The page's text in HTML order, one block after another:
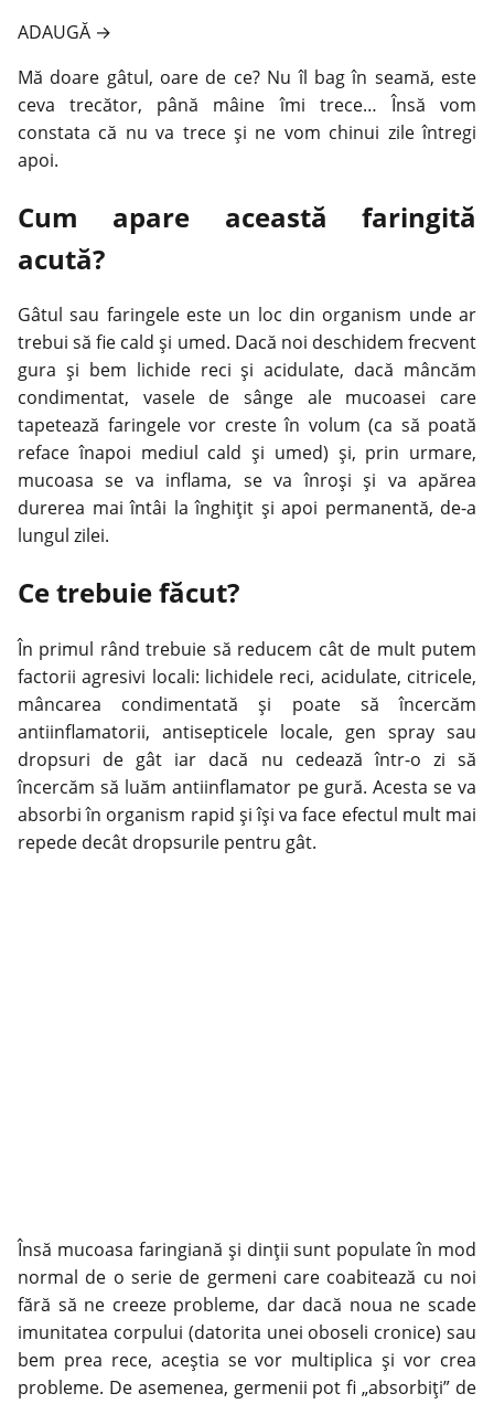
ADAUGĂ →
Mă doare gâtul, oare de ce? Nu îl bag în seamă, este
ceva trecător, până mâine îmi trece… Însă vom
constata că nu va trece şi ne vom chinui zile întregi
apoi.
Cum apare această faringită
acută?
Gâtul sau faringele este un loc din organism unde ar
trebui să fie cald şi umed. Dacă noi deschidem frecvent
gura şi bem lichide reci şi acidulate, dacă mâncăm
condimentat, vasele de sânge ale mucoasei care
tapetează faringele vor creste în volum (ca să poată
reface înapoi mediul cald și umed) şi, prin urmare,
mucoasa se va inflama, se va înroși și va apărea
durerea mai întâi la înghițit și apoi permanentă, de-a
lungul zilei.
Ce trebuie făcut?
În primul rând trebuie să reducem cât de mult putem
factorii agresivi locali: lichidele reci, acidulate, citricele,
mâncarea condimentată și poate să încercăm
antiinflamatorii, antisepticele locale, gen spray sau
dropsuri de gât iar dacă nu cedează într-o zi să
încercăm să luăm antiinflamator pe gură. Acesta se va
absorbi în organism rapid și își va face efectul mult mai
repede decât dropsurile pentru gât.
Însă mucoasa faringiană și dinții sunt populate în mod
normal de o serie de germeni care coabitează cu noi
fără să ne creeze probleme, dar dacă noua ne scade
imunitatea corpului (datorita unei oboseli cronice) sau
bem prea rece, aceștia se vor multiplica și vor crea
probleme. De asemenea, germenii pot fi „absorbiți” de